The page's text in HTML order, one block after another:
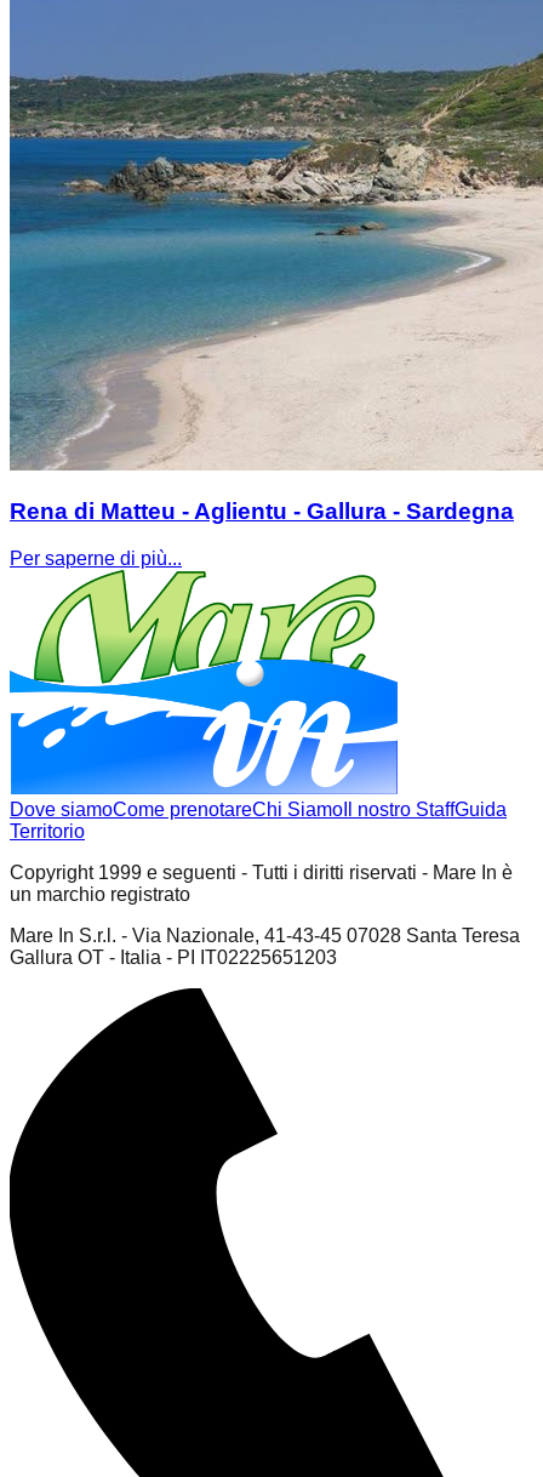
Rena di Matteu - Aglientu - Gallura - Sardegna
Per saperne di più...
Dove siamoCome prenotareChi Siamo Il nostro StaffGuida
Territorio
Copyright 1999 e seguenti - Tutti i diritti riservati - Mare In è
un marchio registrato
Mare In S.r.l. - Via Nazionale, 41-43-45 07028 Santa Teresa
Gallura OT - Italia - PI IT02225651203